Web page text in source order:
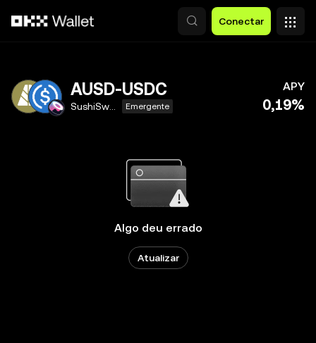
Conectar
AUSD-USDC
Emergente
APY
0,19%
Algo deu errado
Atualizar